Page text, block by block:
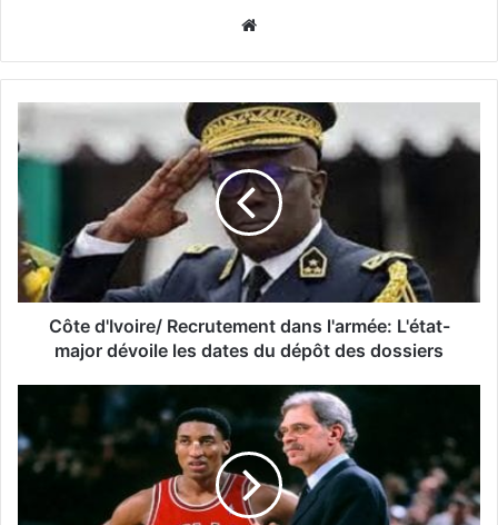
Côte d'Ivoire/ Recrutement dans l'armée: L'état-
major dévoile les dates du dépôt des dossiers